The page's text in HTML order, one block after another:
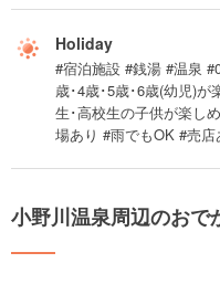
Holiday
#宿泊施設 #銭湯 #温泉
歳･4歳･5歳･6歳(幼児)
生･高校生の子供が楽し
場あり #雨でもOK #売
小野川温泉周辺のおで